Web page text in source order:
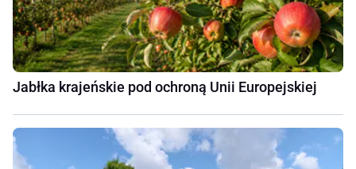
Jabłka krajeńskie pod ochroną Unii Europejskiej